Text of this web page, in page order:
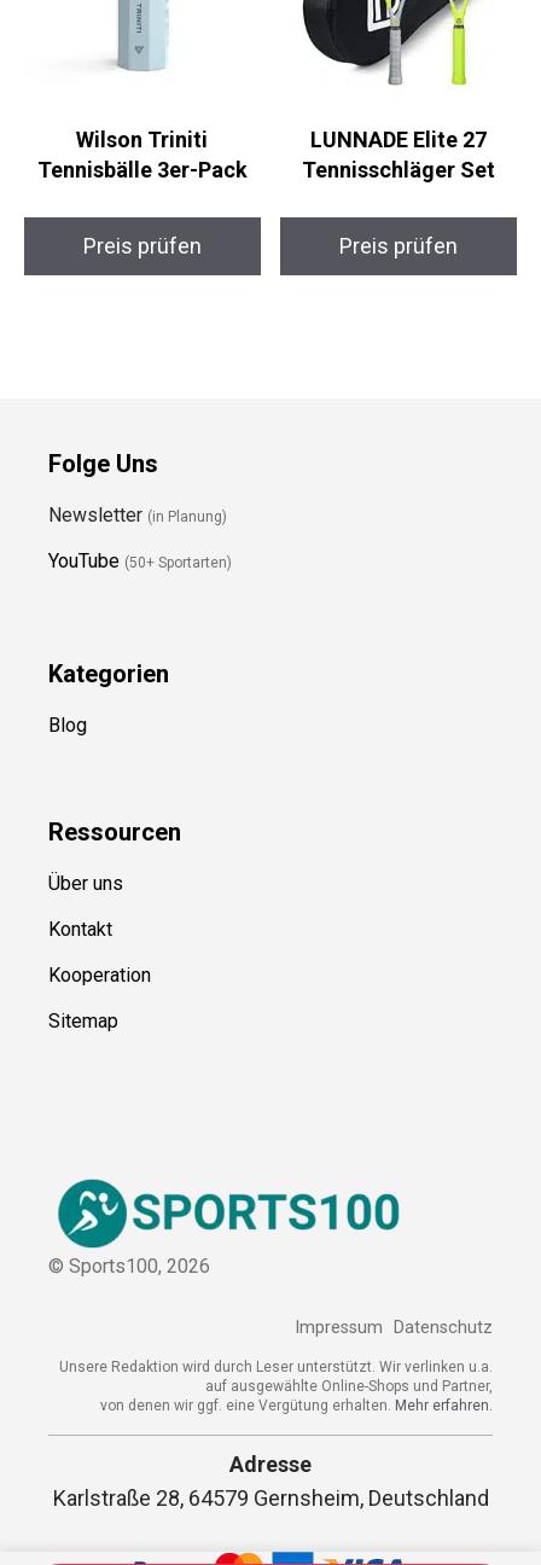
Wilson Triniti
Tennisbälle 3er-Pack
Preis prüfen
LUNNADE Elite 27
Tennisschläger Set
Preis prüfen
Folge Uns
Newsletter (in Planung)
YouTube (50+ Sportarten)
Kategorien
Blog
Ressourcen
Über uns
Kontakt
Kooperation
Sitemap
© Sports100, 2026
Impressum Datenschutz
Unsere Redaktion wird durch Leser unterstützt. Wir verlinken u.a.
auf ausgewählte Online-Shops und Partner,
von denen wir ggf. eine Vergütung erhalten. Mehr erfahren.
Adresse
Karlstraße 28, 64579 Gernsheim, Deutschland